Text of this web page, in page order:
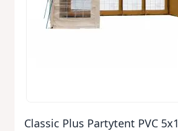
Classic Plus Partytent PVC